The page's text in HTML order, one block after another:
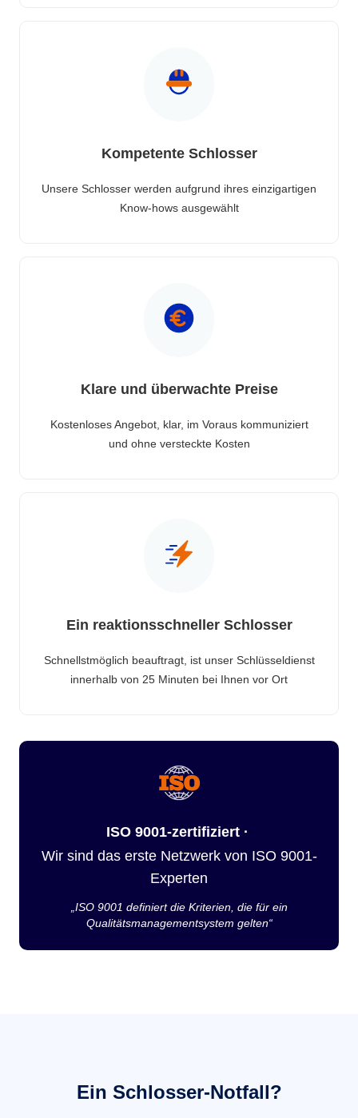
Kompetente Schlosser
Unsere Schlosser werden aufgrund ihres einzigartigen
Know-hows ausgewählt
Klare und überwachte Preise
Kostenloses Angebot, klar, im Voraus kommuniziert
und ohne versteckte Kosten
Ein reaktionsschneller Schlosser
Schnellstmöglich beauftragt, ist unser Schlüsseldienst
innerhalb von 25 Minuten bei Ihnen vor Ort
ISO 9001-zertifiziert ·
Wir sind das erste Netzwerk von ISO 9001-
Experten
„ISO 9001 definiert die Kriterien, die für ein
Qualitätsmanagementsystem gelten“
Ein Schlosser-Notfall?